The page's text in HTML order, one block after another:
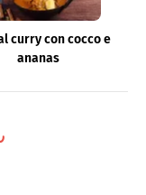
curry con cocco e
ananas